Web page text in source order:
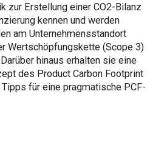
zur Erstellung einer CO2-Bilanz
kennen und werden
am Unternehmensstandort
Wertschöpfungskette (Scope 3)
hinaus erhalten sie eine
des Product Carbon Footprint
für eine pragmatische PCF-